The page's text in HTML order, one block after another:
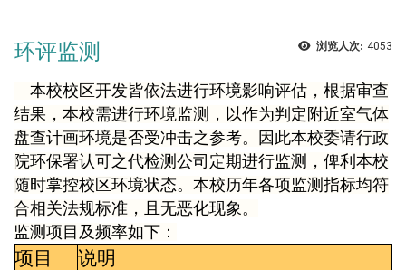
浏览人次: 4053
环评监测
本校校区开发皆依法进行环境影响评估，根据审查
结果，本校需进行环境监测，以作为判定附近室气体
盘查计画环境是否受冲击之参考。因此本校委请行政
院环保署认可之代检测公司定期进行监测，俾利本校
随时掌控校区环境状态。本校历年各项监测指标均符
合相关法规标准，且无恶化现象。
监测项目及频率如下：
项目
说明